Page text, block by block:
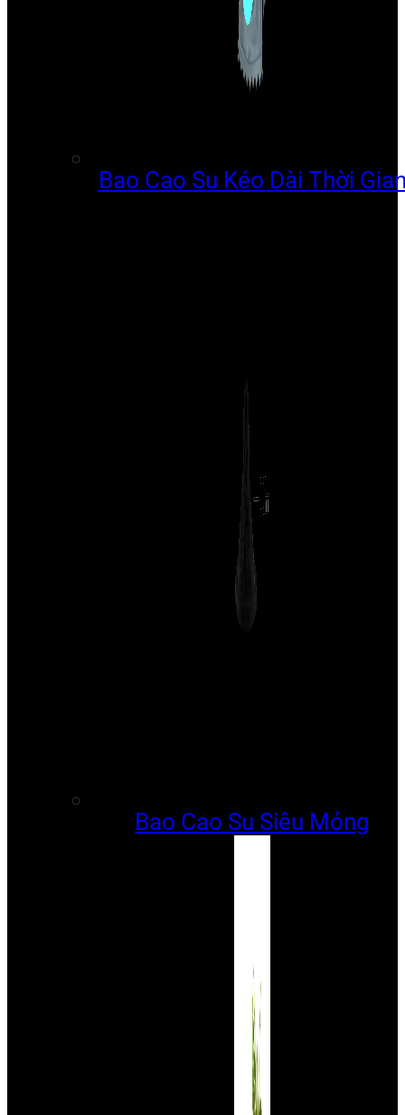
Bao Cao Su Kéo Dài Thời
Bao Cao Su Siêu Mỏng